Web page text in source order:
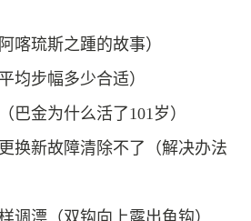
喀琉斯之踵的故事）
均步幅多少合适）
巴金为什么活了101岁）
换新故障清除不了（解决办法